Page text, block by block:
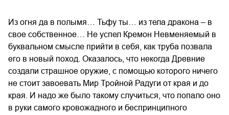
Из огня да в полымя… Тьфу ты… из тела дракона – в
свое собственное… Не успел Кремон Невменяемый в
буквальном смысле прийти в себя, как труба позвала
его в новый поход. Оказалось, что некогда Древние
создали страшное оружие, с помощью которого ничего
не стоит завоевать Мир Тройной Радуги от края и до
края. И надо же было такому случиться, что попало оно
в руки самого кровожадного и беспринципного